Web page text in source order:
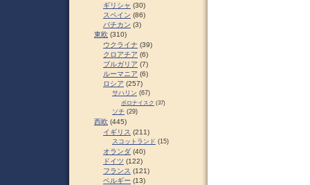
ギリシャ (30)
スペイン (86)
バチカン (3)
東欧 (310)
ウクライナ (39)
クロアチア (6)
ブルガリア (7)
ルーマニア (6)
ロシア (257)
サハリン (67)
ポロナイスク (37)
ソチ (29)
西欧 (445)
イギリス (211)
スコットランド (15)
オランダ (40)
ドイツ (122)
フランス (121)
ベルギー (13)